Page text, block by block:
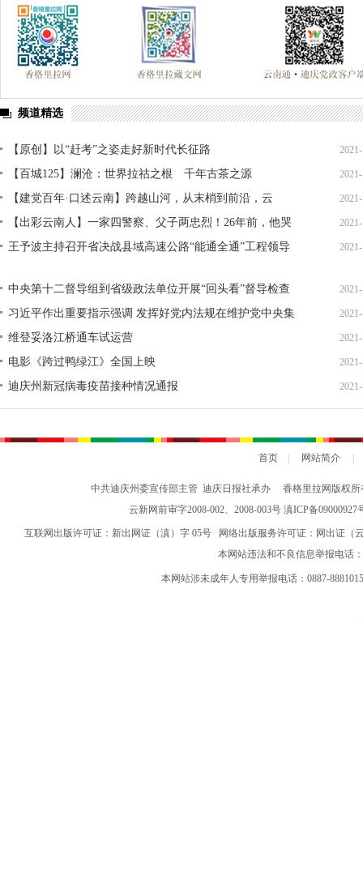
厉行节约 俭约云南主题教育宣传 喜迎十八大 四群教育活动专题
学习贯彻七一重要讲话精神 州第七次党代会 两会专题 奥运
习近平新时代中国特色社会主义思想 贯彻落实习近平考察云南讲话
春节期间侵犯假冒行为专项整治 网络中国节·春节 全国·两会
频道精选
【原创】以“赶考”之姿走好新时代长征路
【百城125】澜沧：世界拉祜之根 千年古茶之源
【建党百年·口述云南】跨越山河，从末梢到前沿，云
南“加速度”！
【出彩云南人】一家四警察、父子两忠烈！26年前，他哭
着送别父亲，如今他也倒在了禁毒前线！
王予波主持召开省决战县域高速公路“能通全通”工程领导
中央第十二督导组到省级政法单位开展“回头看”督导检查
验收
习近平作出重要指示强调 发挥好党内法规在维护党中央集
中统一领导 保障党长期执政和国家长治久安方面的重大作
用
维登妥洛江桥通车试运营
电影《跨过鸭绿江》全国上映
迪庆州新冠病毒疫苗接种情况通报